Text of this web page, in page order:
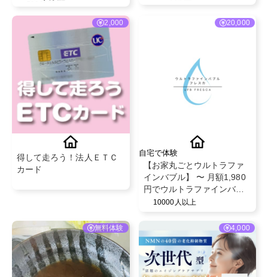
2,000
得して走ろう！法人ＥＴＣ
カード
20,000
自宅で体験
【お家丸ごとウルトラファ
インバブル】 〜 月額1,980
円でウルトラファインバブ
ル体験しませんか？〜
10000人以上
無料体験 4,000